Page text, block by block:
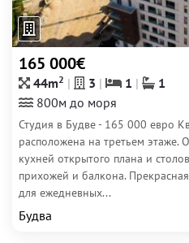
165 000€
44m2 3 1
1
800м до моря
Студия в Будве - 165 000 евро
расположена на третьем этаже.
кухней открытого плана и
прихожей и балкона.
для ежедневных...
Будва